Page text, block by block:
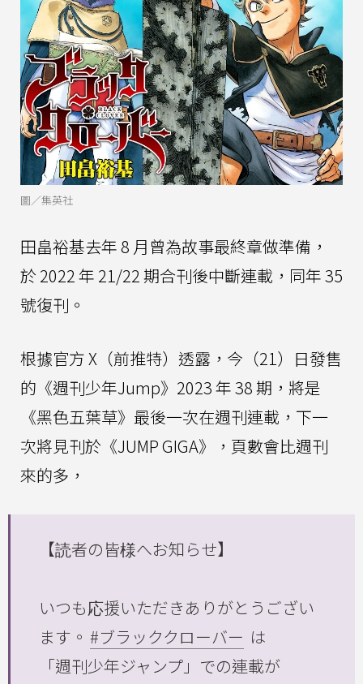
圖／集英社
田畠裕基去年 8 月曾為故事最終章做準備，
於 2022 年 21/22 期合刊後中斷連載，同年 35
號復刊。
根據官方 X（前推特）透露，今（21）日發售
的《週刊少年Jump》2023 年 38 期，將是
《黑色五葉草》最後一次在週刊連載，下一
次將見刊於《JUMP GIGA》，頁數會比週刊
來的多，
【読者の皆様へお知らせ】
いつも応援いただきありがとうござい
ます。 #ブラッククローバー は
「週刊少年ジャンプ」での連載が